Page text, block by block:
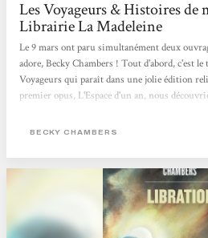
Les Voyageurs & Histoires de
Librairie La Madeleine
Le 9 mars ont paru simultanément deux
adore, Becky Chambers ! Tout d'abord, c'est
Voyageurs qui paraît dans une jolie édition
premier opus, L'Espace d'un an, nous
voyage spatial. Quant au second livre,
illégale. Avec ce troisième ouvrage, nous
BECKY CHAMBERS